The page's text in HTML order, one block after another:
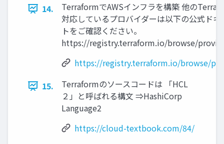
14.
TerraformでAWSインフラを構築 他の
対応しているプロバイダーは以下の公式ドキ
トをご確認ください。
https://registry.terraform.io/browse/
https://registry.terraform.io/browse/
15.
Terraformのソースコードは 「HCL
２」と呼ばれる構文 ⇒HashiCorp
Language2
https://cloud-textbook.com/84/